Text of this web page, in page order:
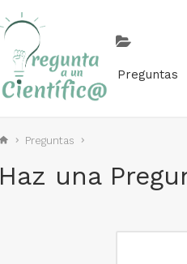
Preguntas
Preguntas
Haz una